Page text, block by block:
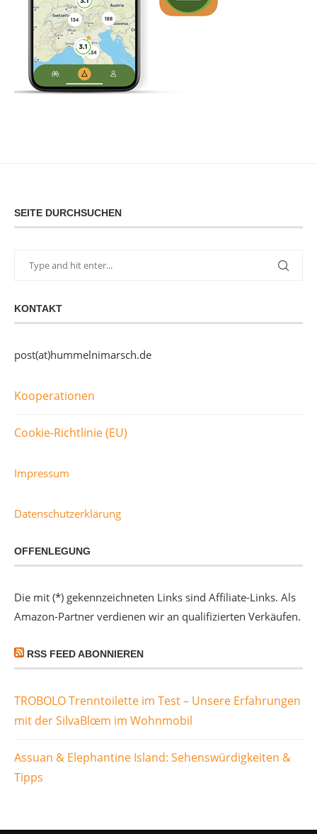
SEITE DURCHSUCHEN
KONTAKT
post(at)hummelnimarsch.de
Kooperationen
Cookie-Richtlinie (EU)
Impressum
Datenschutzerklärung
OFFENLEGUNG
Die mit (*) gekennzeichneten Links sind Affiliate-Links. Als
Amazon-Partner verdienen wir an qualifizierten Verkäufen.
RSS FEED ABONNIEREN
TROBOLO Trenntoilette im Test – Unsere Erfahrungen
mit der SilvaBlœm im Wohnmobil
Assuan & Elephantine Island: Sehenswürdigkeiten &
Tipps